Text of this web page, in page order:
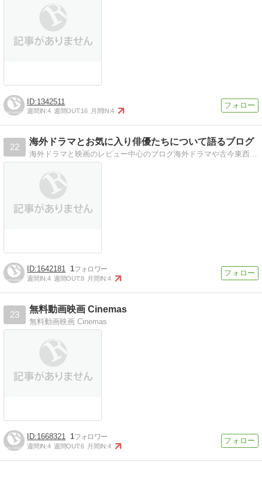
1342511
週間IN:4 週間OUT:16 月間IN:4
22
海外ドラマとお気に入り俳優たちについて語るブログ
海外ドラマと映画のレビュー中心のブログ海外ドラマや古今東西の映画のレビュー、お気に入り俳優について語ってます。
1642181 1
週間IN:4 週間OUT:8 月間IN:4
23
無料動画映画 Cinemas
無料動画映画 Cinemas
1668321 1
週間IN:4 週間OUT:6 月間IN:4